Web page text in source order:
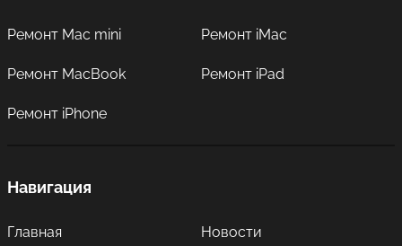
Ремонт Mac mini Ремонт iMac
Ремонт MacBook Ремонт iPad
Ремонт iPhone
Навигация
Главная Новости